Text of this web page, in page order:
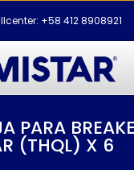
+58 412 8908921
PARA
(THQL) X 6